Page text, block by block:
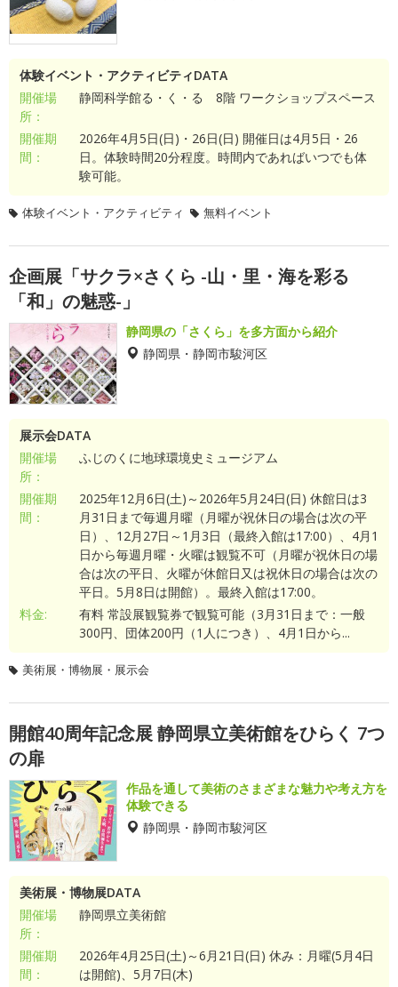
体験イベント・アクティビティDATA
開催場
所：
静岡科学館る・く・る 8階 ワークショップスペース
開催期
間：
2026年4月5日(日)・26日(日) 開催日は4月5日・26
日。体験時間20分程度。時間内であればいつでも体
験可能。
体験イベント・アクティビティ 無料イベント
企画展「サクラ×さくら -山・里・海を彩る
「和」の魅惑-」
静岡県の「さくら」を多方面から紹介
静岡県・静岡市駿河区
展示会DATA
開催場
所：
ふじのくに地球環境史ミュージアム
開催期
間：
2025年12月6日(土)～2026年5月24日(日) 休館日は3
月31日まで毎週月曜（月曜が祝休日の場合は次の平
日）、12月27日～1月3日（最終入館は17:00）、4月1
日から毎週月曜・火曜は観覧不可（月曜が祝休日の場
合は次の平日、火曜が休館日又は祝休日の場合は次の
平日。5月8日は開館）。最終入館は17:00。
料金:
有料 常設展観覧券で観覧可能（3月31日まで：一般
300円、団体200円（1人につき）、4月1日から...
美術展・博物展・展示会
開館40周年記念展 静岡県立美術館をひらく 7つ
の扉
作品を通して美術のさまざまな魅力や考え方を
体験できる
静岡県・静岡市駿河区
美術展・博物展DATA
開催場
所：
静岡県立美術館
開催期
間：
2026年4月25日(土)～6月21日(日) 休み：月曜(5月4日
は開館)、5月7日(木)